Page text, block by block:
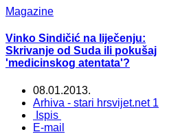
Magazine
Vinko Sindičić na liječenju:
Skrivanje od Suda ili pokušaj
'medicinskog atentata'?
08.01.2013.
Arhiva - stari hrsvijet.net 1
Ispis
E-mail